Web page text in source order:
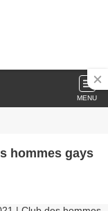
MENU
hommes gays